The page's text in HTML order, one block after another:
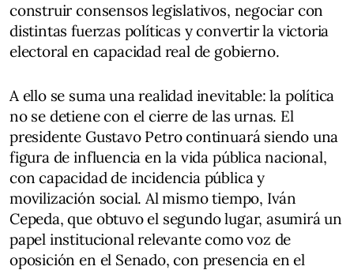
construir consensos legislativos, negociar con
distintas fuerzas políticas y convertir la victoria
electoral en capacidad real de gobierno.
A ello se suma una realidad inevitable: la política
no se detiene con el cierre de las urnas. El
presidente Gustavo Petro continuará siendo una
figura de influencia en la vida pública nacional,
con capacidad de incidencia pública y
movilización social. Al mismo tiempo, Iván
Cepeda, que obtuvo el segundo lugar, asumirá un
papel institucional relevante como voz de
oposición en el Senado, con presencia en el